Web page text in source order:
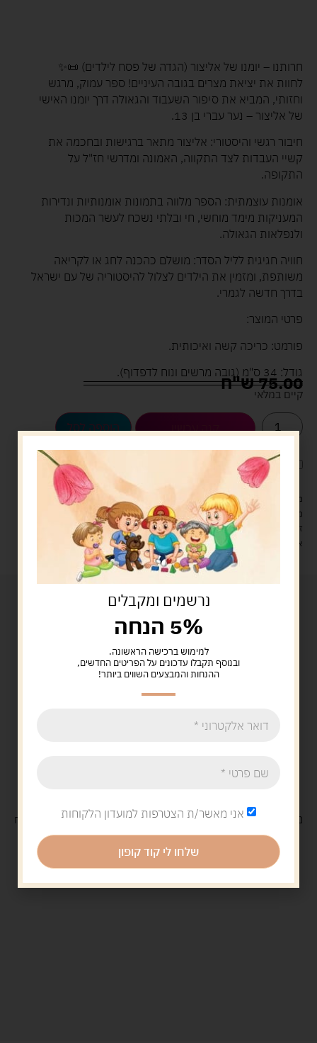
חרותנו – יומנו של אליצור (הגדה של פסח לילדים) 📜✨
לחוות את יציאת מצרים בגובה העיניים! ספר עמוק, מרגש
וחזותי, המביא את סיפור השעבוד והגאולה דרך יומנו האישי
של אליצור – נער עברי בן 13.
חיבור רגשי והיסטורי: אליצור מתאר ברגישות ובחכמה את
קשיי העבדות לצד התקווה, האמונה ומדרשי חז"ל על
התקופה.
אומנות עוצמתית: הספר מלווה בתמונות אומנותיות ונדירות
המעניקות מימד מוחשי, חי ובלתי נשכח לעשר המכות
ולנפלאות הגאולה.
חוויה חגיגית לליל הסדר: מושלם כהכנה לחג או לקריאה
משותפת, ומזמין את הילדים לצלול להיסטוריה של עם ישראל
בדרך חדשה לגמרי.
פרטי המוצר:
פורמט: כריכה קשה ואיכותית.
גודל: 34 ס"מ (גובה מרשים ונוח לדפדוף).
75.00ש"ח
קיים במלאי
קנה עכשיו הוספה לסל
לארוז את המוצר באריזת מתנה
מעל 329 ש"ח, משלוח עם שליח עד הבית חינם! – 0 ₪
משלוח עם שליח עד הבית: 29 ש"ח
זמן אספקה: עד 4 ימי עסקים.
איסוף עצמי: מ"ביתר טויס" רחוב בניין דוד 18, ביתר עילית.
משלוח חינםבקנייה מעל 329 ש"ח משלוח עם שליח
נרשמים ומקבלים
5% הנחה
למימוש ברכישה הראשונה.
ובנוסף תקבלו עדכונים על הפריטים החדשים,
ההנחות והמבצעים השווים ביותר!
אני מאשר/ת הצטרפות למועדון הלקוחות
שלחו לי קוד קופון